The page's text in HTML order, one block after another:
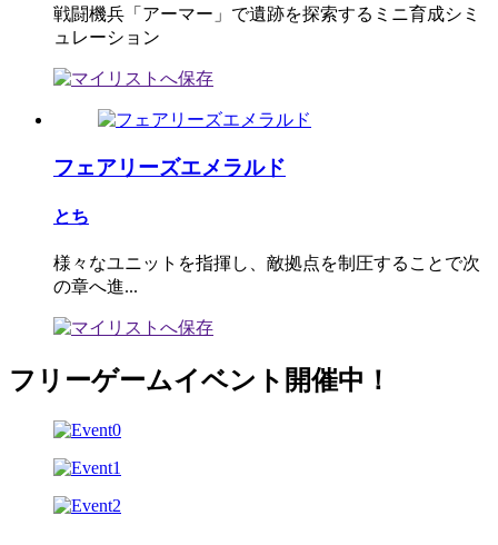
戦闘機兵「アーマー」で遺跡を探索するミニ育成シミ
ュレーション
フェアリーズエメラルド
とち
様々なユニットを指揮し、敵拠点を制圧することで次
の章へ進...
フリーゲームイベント開催中！